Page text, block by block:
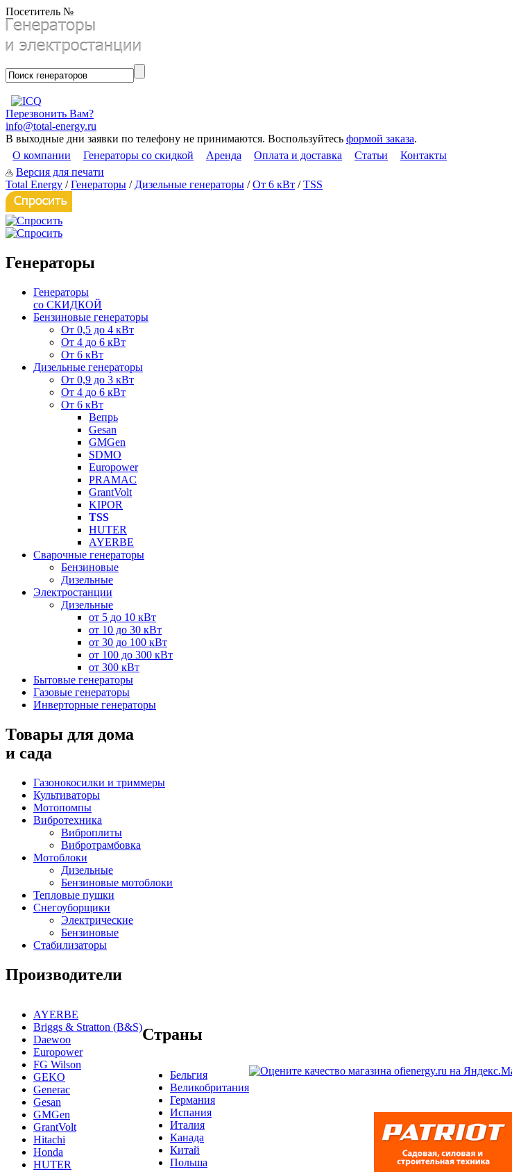
Посетитель №
Перезвонить Вам?
info@total-energy.ru
В выходные дни заявки по телефону не принимаются. Воспользуйтесь формой заказа.
О компании
Генераторы со скидкой Аренда Оплата и доставка Статьи
Контакты
Версия для печати
Total Energy /Генераторы / Дизельные генераторы /От 6 кВт /TSS
Генераторы
Генераторы
со СКИДКОЙ
Бензиновые генераторы
От 0,5 до 4 кВт
От 4 до 6 кВт
От 6 кВт
Дизельные генераторы
От 0,9 до 3 кВт
От 4 до 6 кВт
От 6 кВт
Вепрь
Gesan
GMGen
SDMO
Europower
PRAMAC
GrantVolt
KIPOR
TSS
HUTER
AYERBE
Сварочные генераторы
Бензиновые
Дизельные
Электростанции
Дизельные
от 5 до 10 кВт
от 10 до 30 кВт
от 30 до 100 кВт
от 100 до 300 кВт
от 300 кВт
Бытовые генераторы
Газовые генераторы
Инверторные генераторы
Товары для дома
и сада
Газонокосилки и триммеры
Культиваторы
Мотопомпы
Вибротехника
Виброплиты
Вибротрамбовка
Мотоблоки
Дизельные
Бензиновые мотоблоки
Тепловые пушки
Снегоуборщики
Электрические
Бензиновые
Стабилизаторы
Производители
AYERBE
Briggs & Stratton (B&S)
Daewoo
Europower
FG Wilson
GEKO
Generac
Gesan
GMGen
GrantVolt
Hitachi
Honda
HUTER
Страны
Бельгия
Великобритания
Германия
Испания
Италия
Канада
Китай
Польша